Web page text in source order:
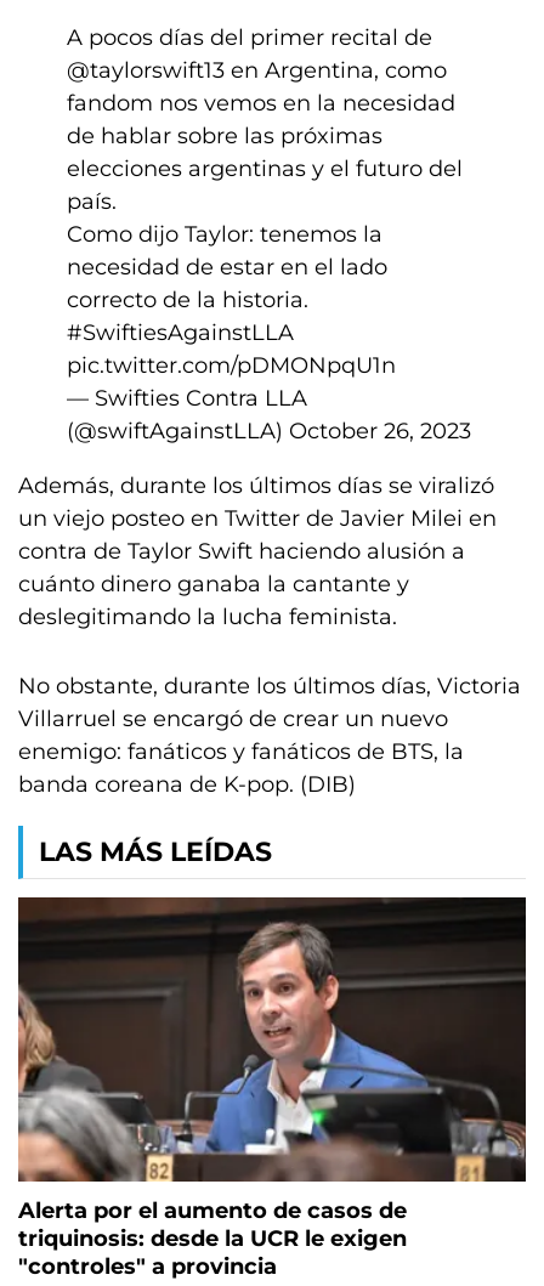
A pocos días del primer recital de
@taylorswift13 en Argentina, como
fandom nos vemos en la necesidad
de hablar sobre las próximas
elecciones argentinas y el futuro del
país.
Como dijo Taylor: tenemos la
necesidad de estar en el lado
correcto de la historia.
#SwiftiesAgainstLLA
pic.twitter.com/pDMONpqU1n
— Swifties Contra LLA
(@swiftAgainstLLA) October 26, 2023
Además, durante los últimos días se viralizó
un viejo posteo en Twitter de Javier Milei en
contra de Taylor Swift haciendo alusión a
cuánto dinero ganaba la cantante y
deslegitimando la lucha feminista.
No obstante, durante los últimos días, Victoria
Villarruel se encargó de crear un nuevo
enemigo: fanáticos y fanáticos de BTS, la
banda coreana de K-pop. (DIB)
LAS MÁS LEÍDAS
Alerta por el aumento de casos de
triquinosis: desde la UCR le exigen
"controles" a provincia